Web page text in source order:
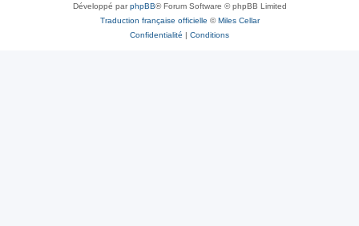
Développé parphpBB® Forum Software © phpBB Limited
Traduction française officielle ©Miles Cellar
Confidentialité | Conditions